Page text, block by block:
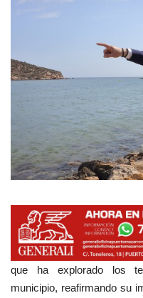
Mapa de Mazarrón
Vídeos
Galerías
Contacto
que ha explorado los
municipio, reafirmando su